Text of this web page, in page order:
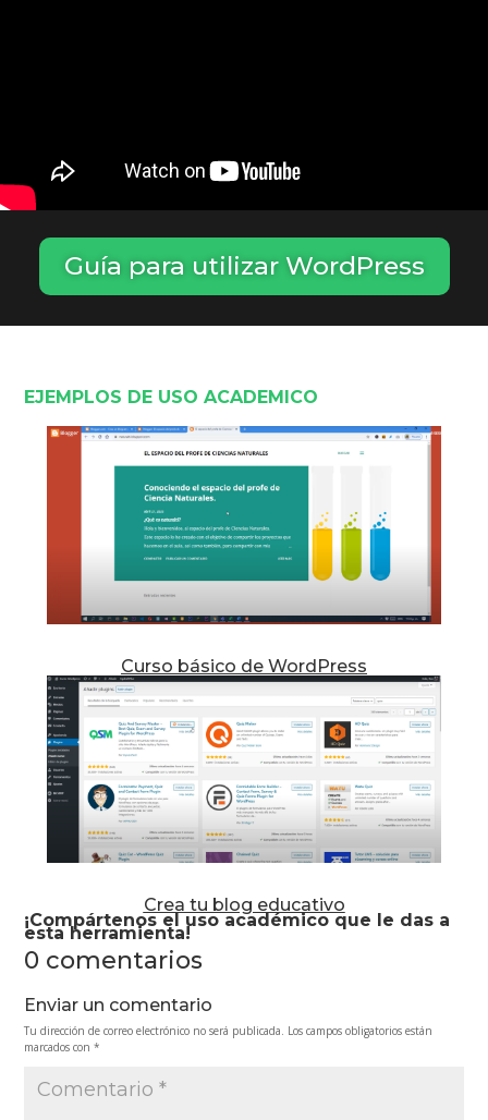
Guía para utilizar WordPress
EJEMPLOS DE USO ACADEMICO
Curso básico de WordPress
Crea tu blog educativo
¡Compártenos el uso académico que le das a
esta herramienta!
0 comentarios
Enviar un comentario
Tu dirección de correo electrónico no será publicada. Los campos obligatorios están
marcados con*